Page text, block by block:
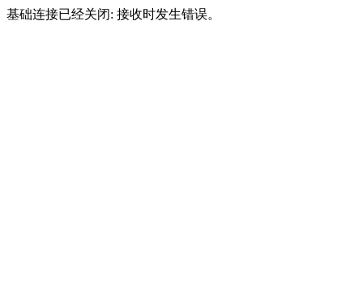
基础连接已经关闭: 接收时发生错误。